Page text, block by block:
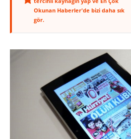
Okunan Haberler'de bizi daha sık
gör.